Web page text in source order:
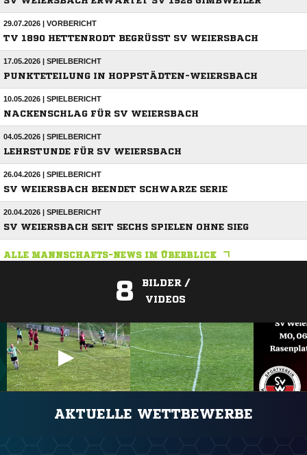
29.07.2026 | VORBERICHT
TV 1890 HETTENRODT BEGRÜSST SV WEIERSBACH
17.05.2026 | SPIELBERICHT
PUNKTETEILUNG IN HOPPSTÄDTEN-WEIERSBACH
10.05.2026 | SPIELBERICHT
NACKENSCHLAG FÜR SV WEIERSBACH
04.05.2026 | SPIELBERICHT
LEHRSTUNDE FÜR SV WEIERSBACH
26.04.2026 | SPIELBERICHT
SV WEIERSBACH BEENDET SCHWARZE SERIE
20.04.2026 | SPIELBERICHT
SV WEIERSBACH SEIT SECHS SPIELEN OHNE SIEG
ALLE MANNSCHAFTS-NEWS IM ÜBERBLICK
8
BILDER /
VIDEOS
AKTUELLE WETTBEWERBE